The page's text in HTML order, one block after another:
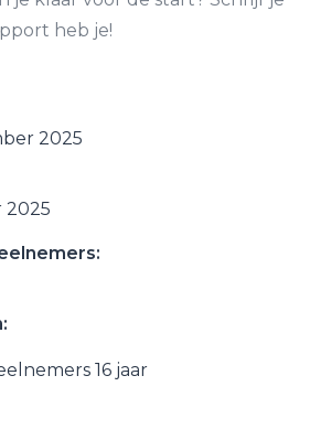
heb je!
2025
2025
16 jaar